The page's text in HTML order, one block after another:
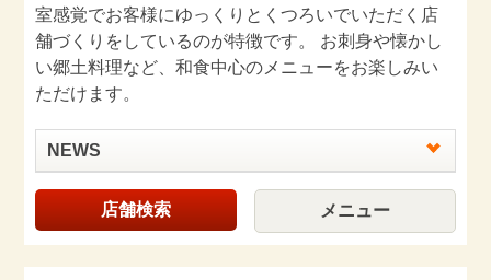
室感覚でお客様にゆっくりとくつろいでいただく店
舗づくりをしているのが特徴です。 お刺身や懐かし
い郷土料理など、和食中心のメニューをお楽しみい
ただけます。
NEWS
店舗検索 メニュー